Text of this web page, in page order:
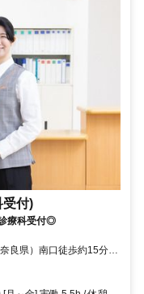
受付)
療科受付◎
良県）南口徒歩約15分、
車通勤可